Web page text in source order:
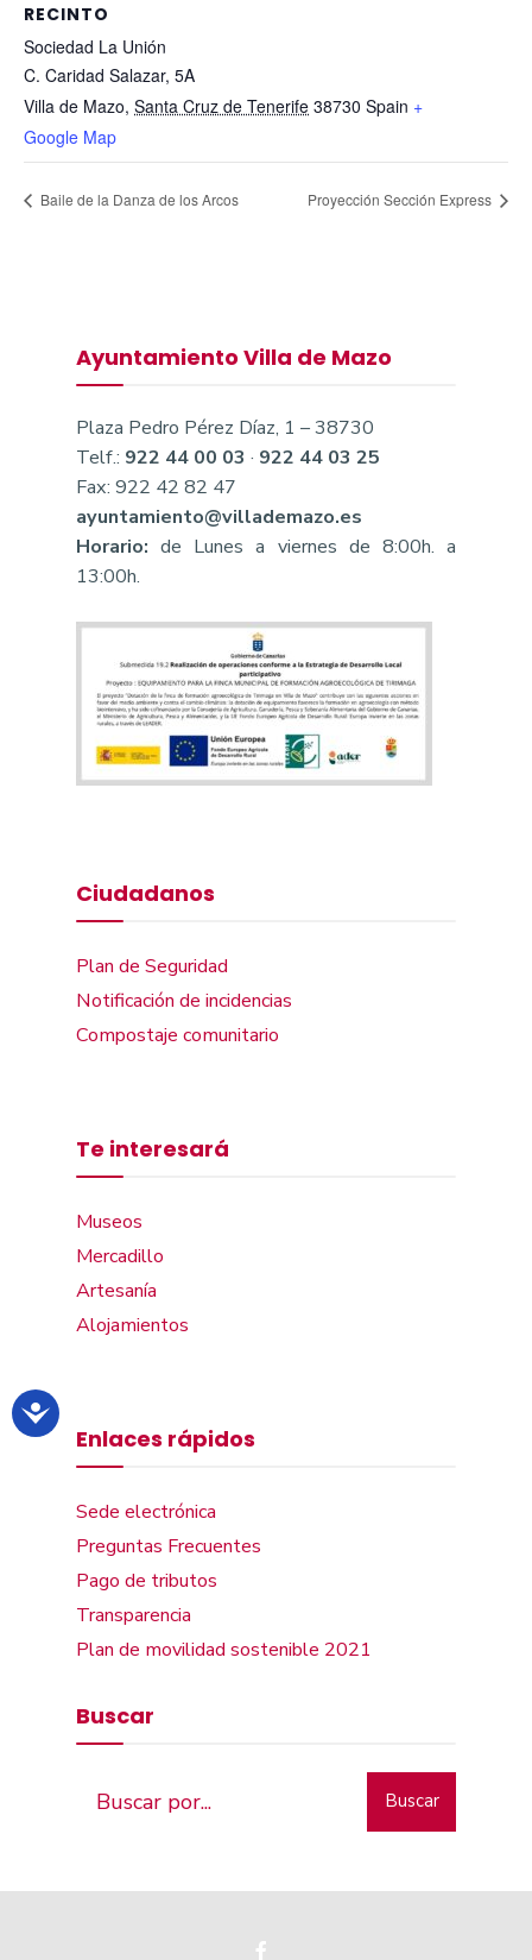
RECINTO
Sociedad La Unión
C. Caridad Salazar, 5A
Villa de Mazo, Santa Cruz de Tenerife 38730 Spain +
Google Map
Baile de la Danza de los Arcos Proyección Sección Express
Ayuntamiento Villa de Mazo
Plaza Pedro Pérez Díaz, 1 – 38730
Telf.: 922 44 00 03 · 922 44 03 25
Fax: 922 42 82 47
ayuntamiento@villademazo.es
Horario: de Lunes a viernes de 8:00h. a
13:00h.
Ciudadanos
Plan de Seguridad
Notificación de incidencias
Compostaje comunitario
Te interesará
Museos
Mercadillo
Artesanía
Alojamientos
Enlaces rápidos
Sede electrónica
Preguntas Frecuentes
Pago de tributos
Transparencia
Plan de movilidad sostenible 2021
Buscar
Buscar